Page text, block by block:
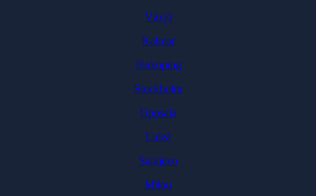
Växjö
Kalmar
Jönköping
Stockholm
Uppsala
Luleå
Sarajevo
Milou